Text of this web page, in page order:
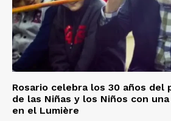
Rosario celebra los 30 años del
de las Niñas y los Niños con
en el Lumière